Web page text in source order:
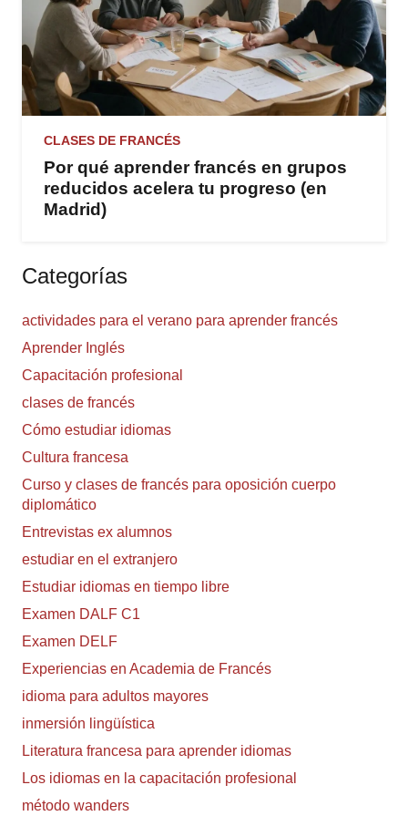
CLASES DE FRANCÉS
Por qué aprender francés en grupos
reducidos acelera tu progreso (en
Madrid)
Categorías
actividades para el verano para aprender francés
Aprender Inglés
Capacitación profesional
clases de francés
Cómo estudiar idiomas
Cultura francesa
Curso y clases de francés para oposición cuerpo
diplomático
Entrevistas ex alumnos
estudiar en el extranjero
Estudiar idiomas en tiempo libre
Examen DALF C1
Examen DELF
Experiencias en Academia de Francés
idioma para adultos mayores
inmersión lingüística
Literatura francesa para aprender idiomas
Los idiomas en la capacitación profesional
método wanders